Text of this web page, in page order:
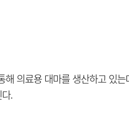
의료용 대마를 생산하고 있
.